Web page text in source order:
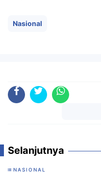
Nasional
Selanjutnya
NASIONAL